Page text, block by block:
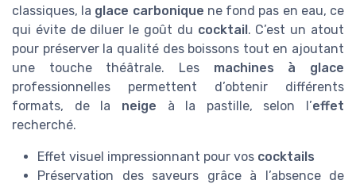
classiques, la glace carbonique ne fond pas en eau, ce
qui évite de diluer le goût du cocktail. C’est un atout
pour préserver la qualité des boissons tout en ajoutant
une touche théâtrale. Les machines à glace
professionnelles permettent d’obtenir différents
formats, de la neige à la pastille, selon l’effet
recherché.
Effet visuel impressionnant pour vos cocktails
Préservation des saveurs grâce à l’absence de